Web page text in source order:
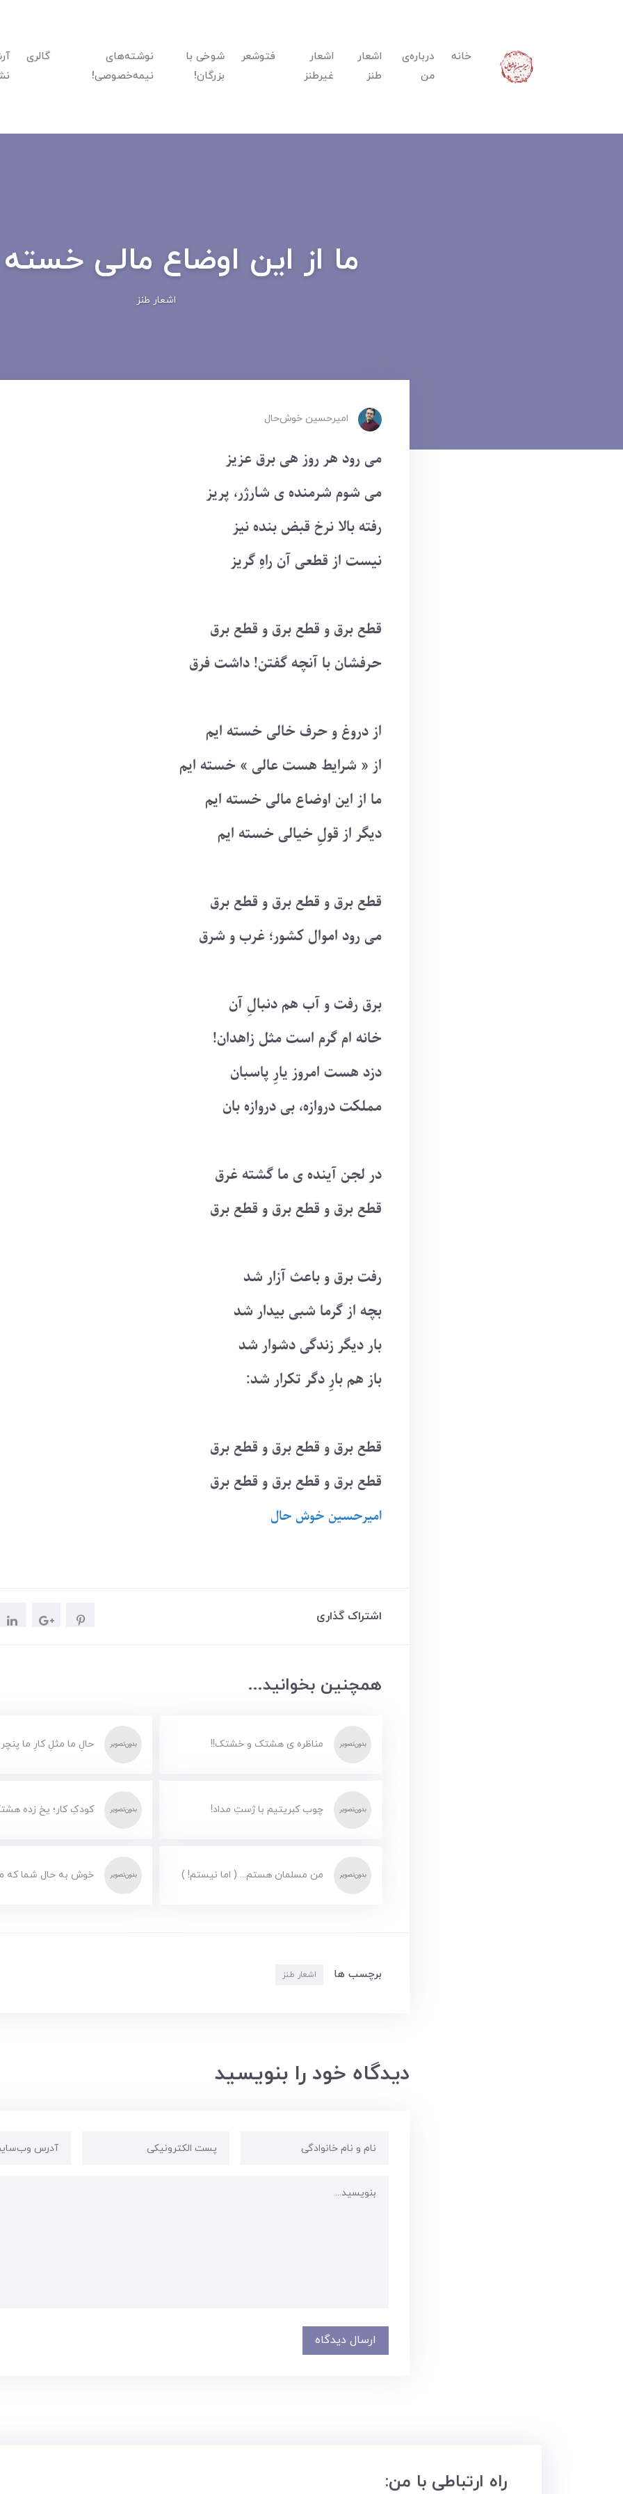
خانه
درباره‌ی
من
اشعار
طنز
اشعار
غیرطنز
فتوشعر
شوخی با
بزرگان!
نوشته‌های
نیمه‌خصوصی!
گالری
ما از این اوضاع مالی
اشعار طنز
امیرحسین ‌خوش‌حال
می رود هر روز هی برق عزیز
می شوم شرمنده ی شارژر، پریز
رفته بالا نرخ قبض بنده نیز
نیست از قطعی آن راهِ گریز
قطع برق و قطع برق و قطع برق
حرفشان با آنچه گفتن! داشت فرق
از دروغ و حرف خالی خسته ایم
از « شرایط هست عالی » خسته ایم
ما از این اوضاع مالی خسته ایم
دیگر از قولِ خیالی خسته ایم
قطع برق و قطع برق و قطع برق
می رود اموال کشور؛ غرب و شرق
برق رفت و آب هم دنبالِ آن
خانه ام گرم است مثل زاهدان!
دزد هست امروز یارِ پاسبان
مملکت دروازه، بی دروازه بان
در لجن آینده ی ما گشته غرق
قطع برق و قطع برق و قطع برق
رفت برق و باعث آزار شد
بچه از گرما شبی بیدار شد
بار دیگر زندگی دشوار شد
باز هم بارِ دگر تکرار شد:
قطع برق و قطع برق و قطع برق
قطع برق و قطع برق و قطع برق
امیرحسین خوش حال
اشتراک گذاری
همچنین بخوانید...
مناظره ی هشتک و خشتک!! حالِ ما مثلِ کارِ ما پنچر
چوب کبریتیم با ژستِ مداد! کودکِ کار؛ یخ زده
من مسلمان هستم... ( اما نیستم! ) خوش به حال شما که
برچسب ها اشعار طنز
دیدگاه خود را بنویسید
ارسال دیدگاه
راه ارتباطی با من: